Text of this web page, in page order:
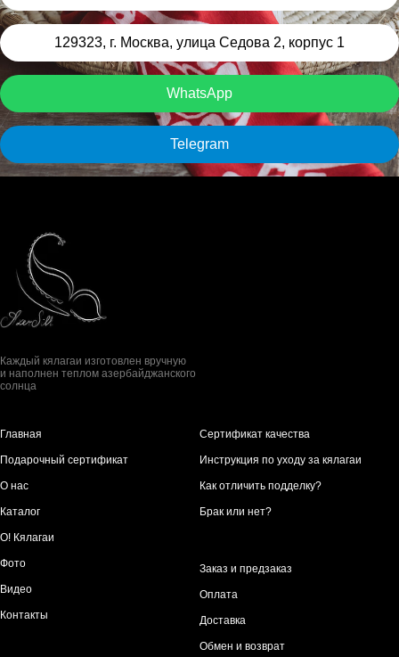
129323, г. Москва, улица Седова 2, корпус 1
WhatsApp
Telegram
Каждый кялагаи изготовлен вручную
и наполнен теплом азербайджанского
солнца
Главная
Подарочный сертификат
О нас
Каталог
О! Кялагаи
Фото
Видео
Контакты
Сертификат качества
Инструкция по уходу за кялагаи
Как отличить подделку?
Брак или нет?
Заказ и предзаказ
Оплата
Доставка
Обмен и возврат